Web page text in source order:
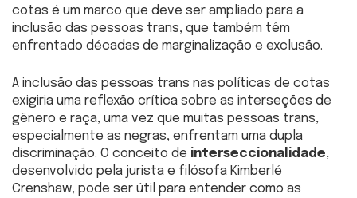
cotas é um marco que deve ser ampliado para a
inclusão das pessoas trans, que também têm
enfrentado décadas de marginalização e exclusão.
A inclusão das pessoas trans nas políticas de cotas
exigiria uma reflexão crítica sobre as interseções de
gênero e raça, uma vez que muitas pessoas trans,
especialmente as negras, enfrentam uma dupla
discriminação. O conceito de interseccionalidade,
desenvolvido pela jurista e filósofa Kimberlé
Crenshaw, pode ser útil para entender como as